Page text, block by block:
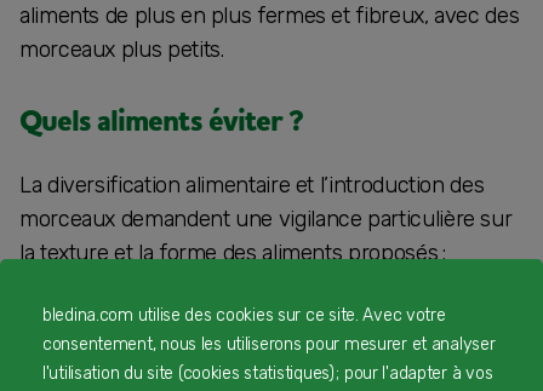
aliments de plus en plus fermes et fibreux, avec des
morceaux plus petits.
Quels aliments éviter ?
La diversification alimentaire et l’introduction des
morceaux demandent une vigilance particulière sur
la texture et la forme des aliments proposés :
aliments petits et ronds(susceptibles de
provoquer une fausse route) : raisins, myrtille,
tomate cerise – à couper impérativement en 2
bledina.com utilise des cookies sur ce site. Avec votre
consentement, nous les utiliserons pour mesurer et analyser
l'utilisation du site (cookies statistiques) ; pour l'adapter à vos